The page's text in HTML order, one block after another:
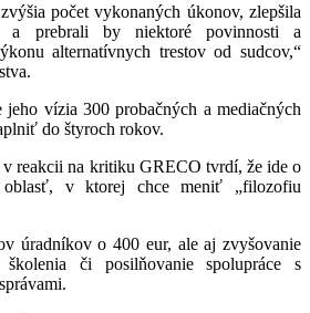
počet vykonaných úkonov, zlepšila
a prebrali by niektoré povinnosti a
alternatívnych trestov od sudcov,“
vízia 300 probačných a mediačných
do štyroch rokov.
v reakcii na kritiku GRECO tvrdí, že ide o
oblasť, v ktorej chce meniť „filozofiu
úradníkov o 400 eur, ale aj zvyšovanie
či posilňovanie spolupráce s